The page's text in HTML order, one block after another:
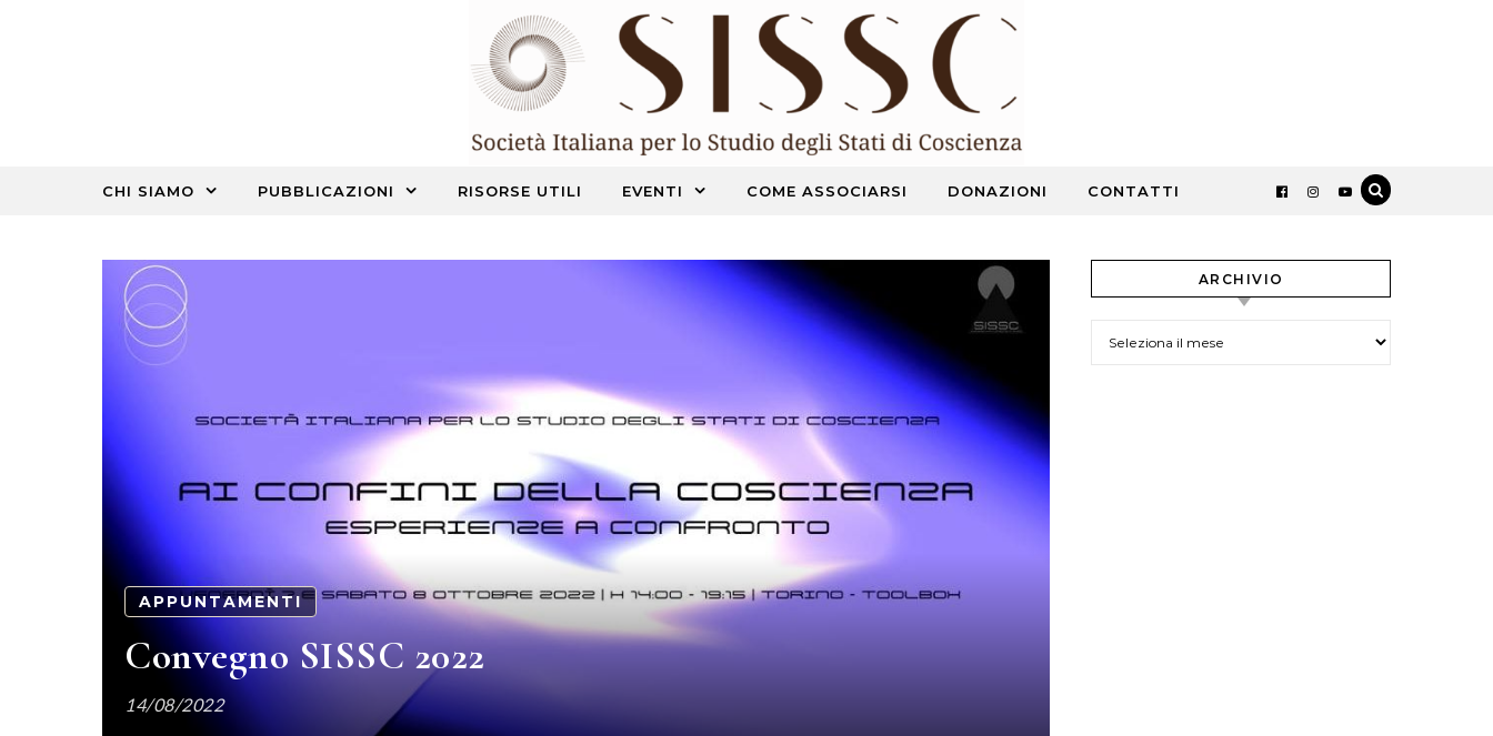
CHI SIAMO PUBBLICAZIONI RISORSE UTILI EVENTI COME ASSOCIARSI DONAZIONI CONTATTI
APPUNTAMENTI
Convegno SISSC 2022
14/08/2022
ARCHIVIO